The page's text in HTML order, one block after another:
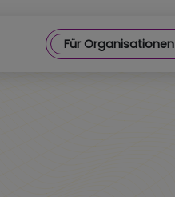
Für Organisationen